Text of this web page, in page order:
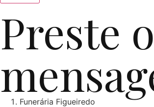
Preste
Funerária Figueiredo